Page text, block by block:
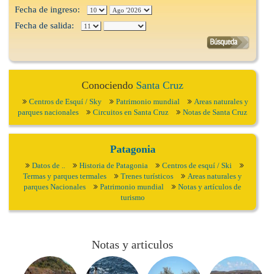
Fecha de ingreso:
Fecha de salida:
Conociendo Santa Cruz
Centros de Esquí / Sky Patrimonio mundial
Areas naturales y
parques nacionales
Circuitos en Santa Cruz Notas de Santa Cruz
Patagonia
Datos de .. Historia de Patagonia
Centros de esquí / Ski
Termas y parques termales
Trenes turísticos
Areas naturales y
parques Nacionales
Patrimonio mundial
Notas y artículos de
turismo
Notas y articulos